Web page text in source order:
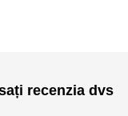
recenzia dvs